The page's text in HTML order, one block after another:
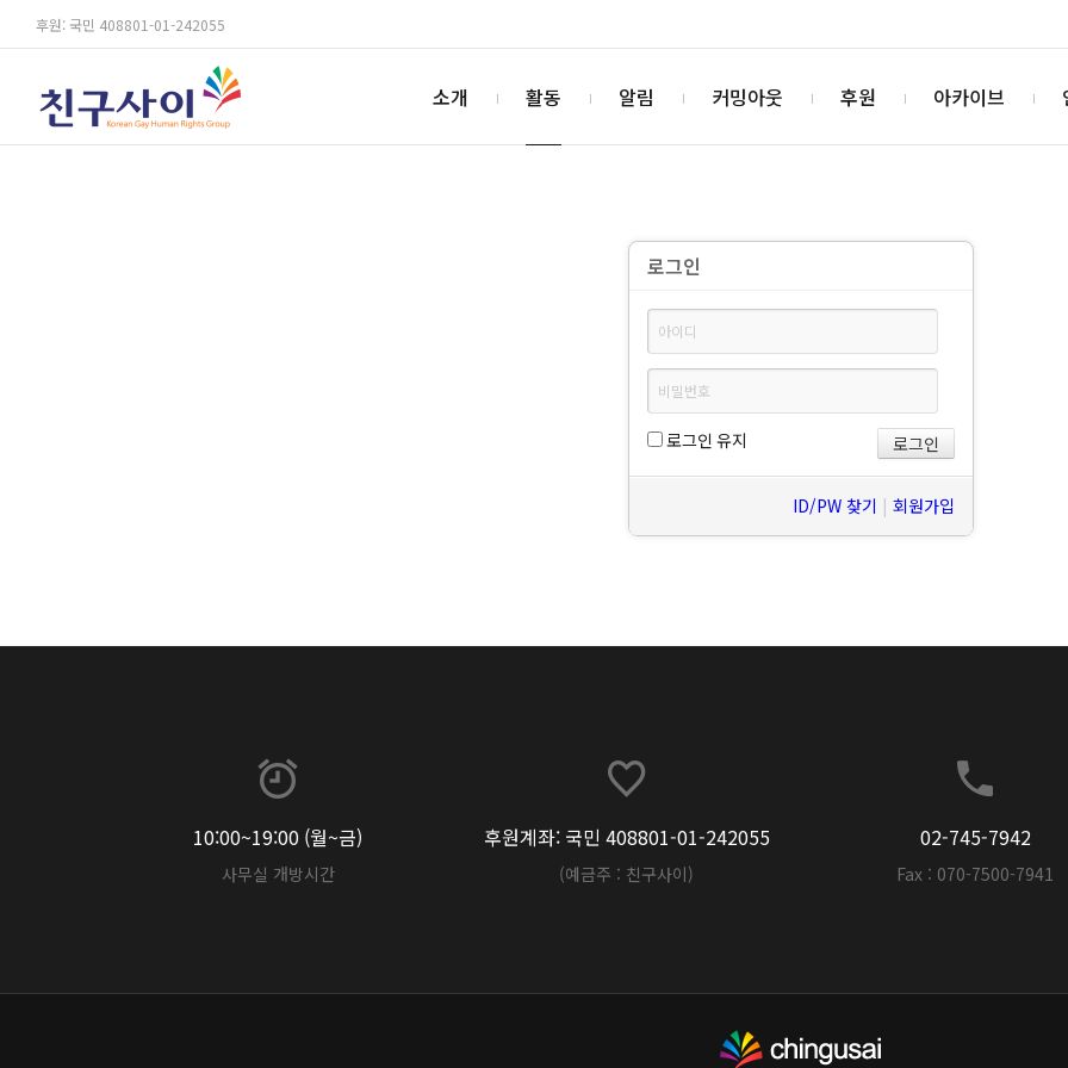
후원: 국민 408801-01-242055
소개 활동 알림 커밍아웃 후원 아카이브
로그인
로그인 유지
ID/PW 찾기 | 회원가입
10:00~19:00 (월~금)
사무실 개방시간
후원계좌: 국민 408801-01-242055
(예금주 : 친구사이)
02-745-7942
Fax : 070-7500-7941